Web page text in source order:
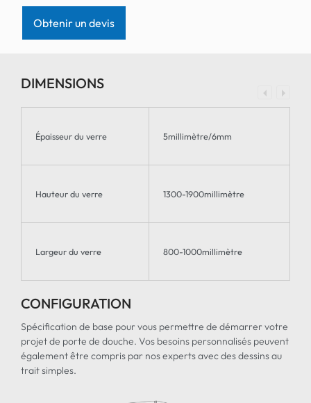
Obtenir un devis
DIMENSIONS
Épaisseur du verre 5millimètre/6mm
Hauteur du verre 1300-1900millimètre
Largeur du verre 800-1000millimètre
CONFIGURATION
Spécification de base pour vous permettre de démarrer votre
projet de porte de douche. Vos besoins personnalisés peuvent
également être compris par nos experts avec des dessins au
trait simples.